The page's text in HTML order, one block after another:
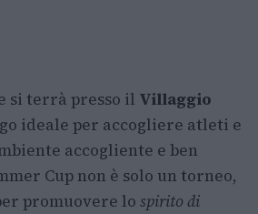
si terrà presso il Villaggio
ideale per accogliere atleti e
accogliente e ben
Cup non è solo un torneo,
promuovere lo spirito di